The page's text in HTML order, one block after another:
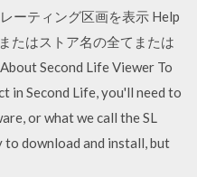
ーティング区画を表示 Help
たはストア名の全てまたは
Second Life Viewer To
in Second Life, you'll need to
or what we call the SL
to download and install, but